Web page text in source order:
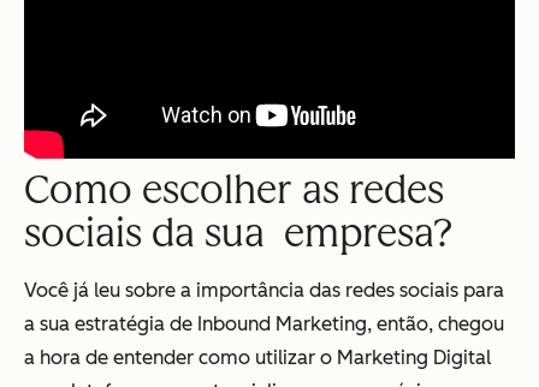
Como escolher as redes
sociais da sua empresa?
Você já leu sobre a importância das redes sociais para
a sua estratégia de Inbound Marketing, então, chegou
a hora de entender como utilizar o Marketing Digital